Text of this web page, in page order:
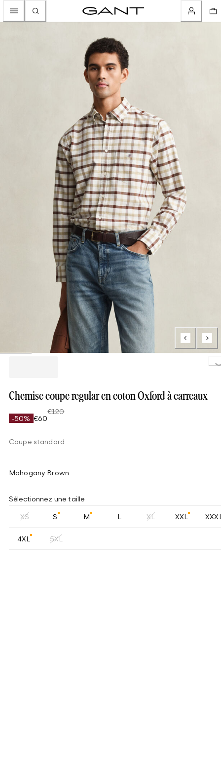
Chemise coupe regular en coton Oxford à carreaux
-50% €60
€120
Coupe standard
Mahogany Brown
Sélectionnez une taille
XS S M L XL XXL
4XL 5XL